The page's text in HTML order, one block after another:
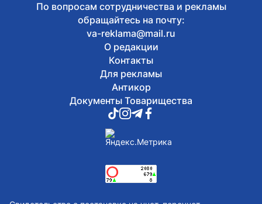
По вопросам сотрудничества и рекламы
обращайтесь на почту:
va-reklama@mail.ru
О редакции
Контакты
Для рекламы
Антикор
Документы Товарищества